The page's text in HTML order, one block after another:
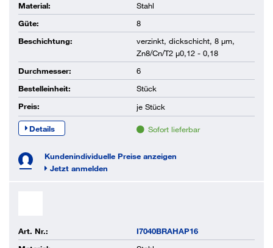
Material:
Stahl
Güte:
8
Beschichtung:
verzinkt, dickschicht, 8 µm,
Zn8/Cn/T2 µ0,12 - 0,18
Durchmesser:
6
Bestelleinheit:
Stück
Preis:
je Stück
Details Sofort lieferbar
Kundenindividuelle Preise anzeigen
Jetzt anmelden
Art. Nr.:
I7040BRAHAP16